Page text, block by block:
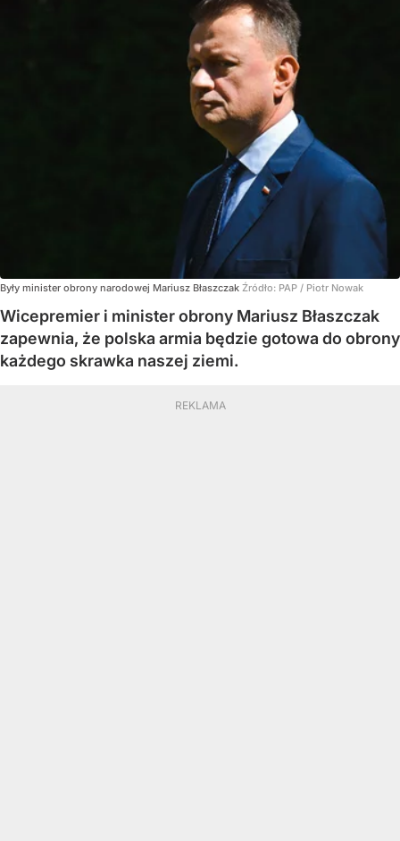
Były minister obrony narodowej Mariusz Błaszczak Źródło: PAP / Piotr Nowak
Wicepremier i minister obrony Mariusz Błaszczak
zapewnia, że polska armia będzie gotowa do obrony
każdego skrawka naszej ziemi.